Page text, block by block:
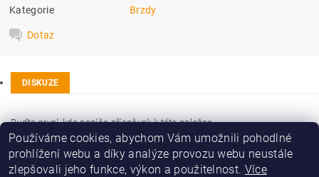
Kategorie Brzdy
Dotaz
DISKUZE
Buďte první, kdo napíše příspěvek k této položce.
Přidat komentář
Používáme cookies, abychom Vám umožnili pohodlné
prohlížení webu a díky analýze provozu webu neustále
zlepšovali jeho funkce, výkon a použitelnost. Více